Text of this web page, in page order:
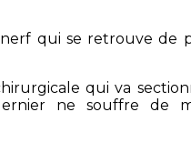
qui se retrouve de
qui va
ne souffre de